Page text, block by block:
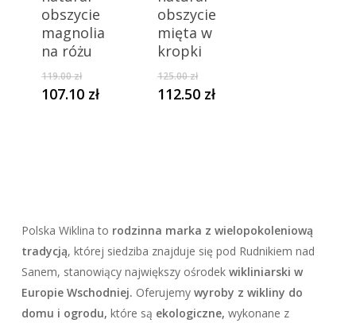
obszycie
magnolia
na różu
119.00złPierwotna
cena
107.10 złAktualna
obszycie
mięta w
kropki
125.00złPierwotna
cena
112.50 złAktualna
Polska Wiklina to rodzinna marka z wielopokoleniową
tradycją, której siedziba znajduje się pod Rudnikiem nad
Sanem, stanowiący największy ośrodek wikliniarski w
Europie Wschodniej. Oferujemy wyroby z wikliny do
domu i ogrodu, które są ekologiczne, wykonane z